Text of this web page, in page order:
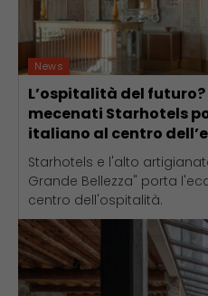
News
L’ospitalità del
mecenati Starhotels
italiano al centro
Starhotels e l'alto
Grande Bellezza" porta
centro dell'ospitalità.